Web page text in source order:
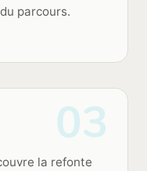
parcours.
03
la refonte